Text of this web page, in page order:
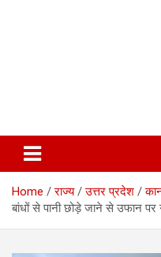
Home राज्य उत्तर प्रदेश
बांधों से पानी छोड़े जाने से उफान